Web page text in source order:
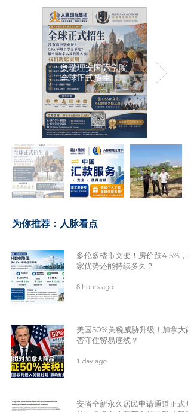
奥瑞理安国际学院
全球正式招生
​为你推荐：人脉看点
多伦多楼市突变！房价跌4.5%，买
家优势还能持续多久？
8 hours ago
美国50%关税威胁升级！加拿大能
否守住贸易底线？
1 day ago
安省全新永久居民申请通道正式开